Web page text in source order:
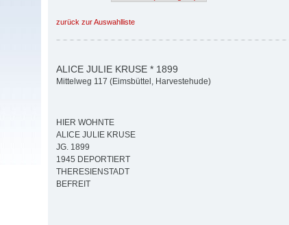
zurück zur Auswahlliste
ALICE JULIE KRUSE * 1899
Mittelweg 117 (Eimsbüttel, Harvestehude)
HIER WOHNTE
ALICE JULIE KRUSE
JG. 1899
1945 DEPORTIERT
THERESIENSTADT
BEFREIT